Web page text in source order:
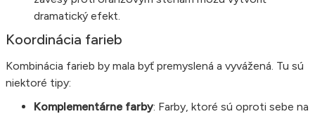
dramatický efekt.
Koordinácia farieb
Kombinácia farieb by mala byť premyslená a vyvážená. Tu sú
niektoré tipy:
Komplementárne farby: Farby, ktoré sú oproti sebe na